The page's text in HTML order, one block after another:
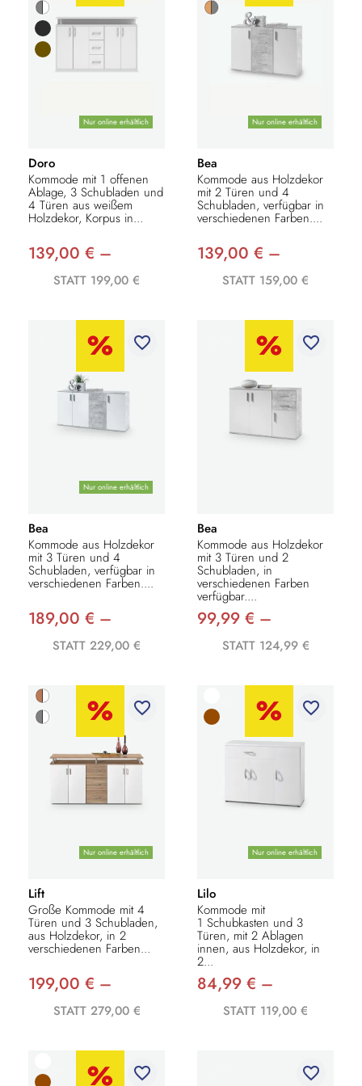
Nur online erhältlich
Doro
Kommode mit 1 offenen
Ablage, 3 Schubladen und
4 Türen aus weißem
Holzdekor, Korpus in...
139,00 € –
STATT 199,00 €
Nur online erhältlich
Bea
Kommode aus Holzdekor
mit 2 Türen und 4
Schubladen, verfügbar in
verschiedenen Farben....
139,00 € –
STATT 159,00 €
Nur online erhältlich
favorite_border
Bea
Kommode aus Holzdekor
mit 3 Türen und 4
Schubladen, verfügbar in
verschiedenen Farben....
189,00 € –
STATT 229,00 €
favorite_border
Bea
Kommode aus Holzdekor
mit 3 Türen und 2
Schubladen, in
verschiedenen Farben
verfügbar....
99,99 € –
STATT 124,99 €
Nur online erhältlich
favorite_border
Lift
Große Kommode mit 4
Türen und 3 Schubladen,
aus Holzdekor, in 2
verschiedenen Farben...
199,00 € –
STATT 279,00 €
Nur online erhältlich
favorite_border
Lilo
Kommode mit
1 Schubkasten und 3
Türen, mit 2 Ablagen
innen, aus Holzdekor, in
2...
84,99 € –
STATT 119,00 €
favorite_border favorite_border